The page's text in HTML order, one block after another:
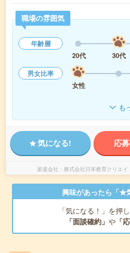
職場の雰囲気
年齢層
20代
30代
男女比率
女性
も
気になる! 応
派遣会社 株式会社日本教育クリエ
興味があったら「★
「気になる！」を押
「面談確約」 や 「